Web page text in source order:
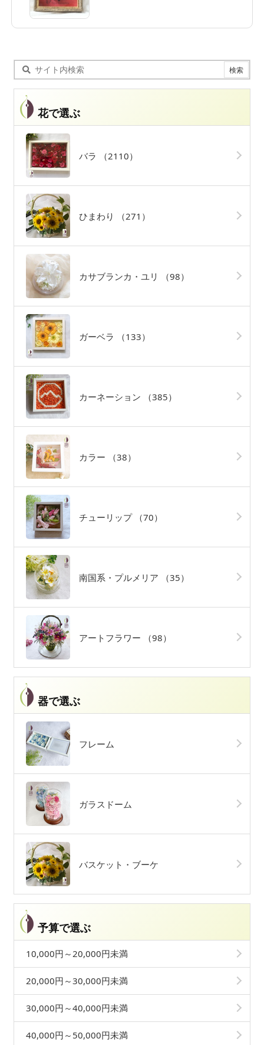
花で選ぶ
バラ （2110）
ひまわり （271）
カサブランカ・ユリ （98）
ガーベラ （133）
カーネーション （385）
カラー （38）
チューリップ （70）
南国系・プルメリア （35）
アートフラワー （98）
器で選ぶ
フレーム
ガラスドーム
バスケット・ブーケ
予算で選ぶ
10,000円～20,000円未満
20,000円～30,000円未満
30,000円～40,000円未満
40,000円～50,000円未満